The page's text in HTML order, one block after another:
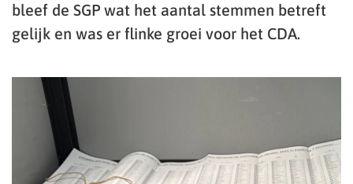
bleef de SGP wat het aantal stemmen betreft
gelijk en was er flinke groei voor het CDA.